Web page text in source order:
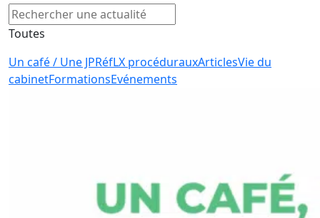
Toutes
Un café / Une JPRéfLX procédurauxArticlesVie du
cabinetFormationsEvénements